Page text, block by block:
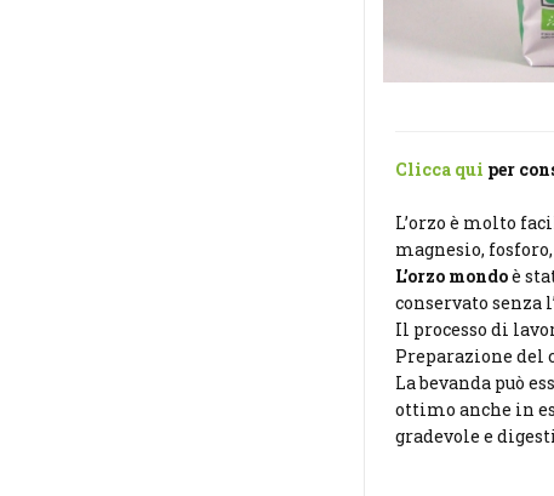
Clicca qui per
L’orzo è molto
magnesio,
L’orzo mondoè
conservato
Il processo di
Preparazione del
La bevanda può
ottimo anche in
gradevole e